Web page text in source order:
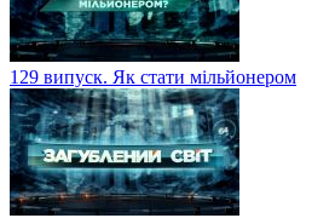
129 випуск. Як стати мільйонером